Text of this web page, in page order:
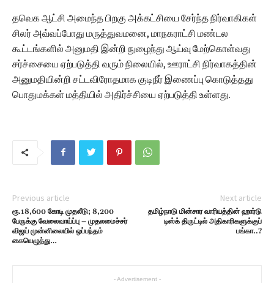
தவெக ஆட்சி அமைந்த பிறகு அக்கட்சியை சேர்ந்த நிர்வாகிகள்
சிலர் அவ்வப்போது மருத்துவமனை, மாநகராட்சி மண்டல
கூட்டங்களில் அனுமதி இன்றி நுழைந்து ஆய்வு மேற்கொள்வது
சர்ச்சையை ஏற்படுத்தி வரும் நிலையில், ஊராட்சி நிர்வாகத்தின்
அனுமதியின்றி சட்டவிரோதமாக குடிநீர் இணைப்பு கொடுத்தது
பொதுமக்கள் மத்தியில் அதிர்ச்சியை ஏற்படுத்தி உள்ளது.
Previous article
ரூ.18,600 கோடி முதலீடு; 8,200
பேருக்கு வேலைவாய்ப்பு – முதலமைச்சர்
விஜய் முன்னிலையில் ஒப்பந்தம்
கையெழுத்து…
Next article
தமிழ்நாடு மின்சார வாரியத்தின் ஹார்டு
டிஸ்க் திருட்டில் அதிகாரிகளுக்குப்
பங்கா..?
- Advertisement -